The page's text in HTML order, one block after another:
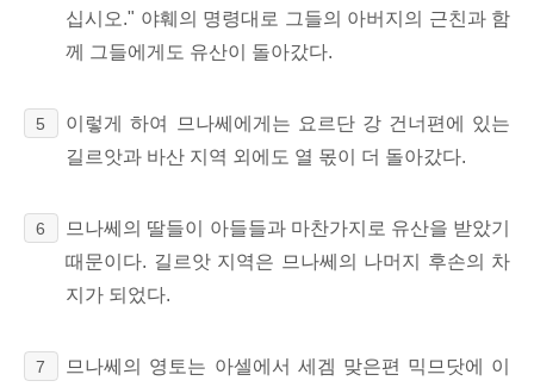
십시오." 야훼의 명령대로 그들의 아버지의 근친과 함
께 그들에게도 유산이 돌아갔다.
5
이렇게 하여 므나쎄에게는 요르단 강 건너편에 있는
길르앗과 바산 지역 외에도 열 몫이 더 돌아갔다.
6
므나쎄의 딸들이 아들들과 마찬가지로 유산을 받았기
때문이다. 길르앗 지역은 므나쎄의 나머지 후손의 차
지가 되었다.
7
므나쎄의 영토는 아셀에서 세겜 맞은편 믹므닷에 이